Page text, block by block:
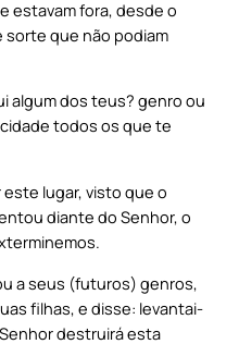
estavam fora, desde o
sorte que não podiam
algum dos teus? genro ou
todos os que te
lugar, visto que o
diante do Senhor, o
a seus (futuros) genros,
filhas, e disse: levantai-
destruirá esta